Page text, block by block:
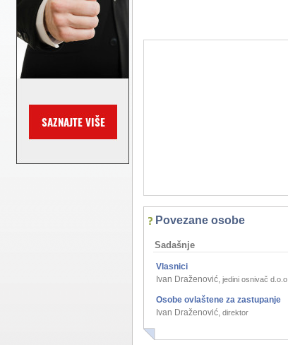
Povezane osobe
Sadašnje
Vlasnici
Ivan Draženović, jedini osnivač d.o.o.
Osobe ovlaštene za zastupanje
Ivan Draženović, direktor